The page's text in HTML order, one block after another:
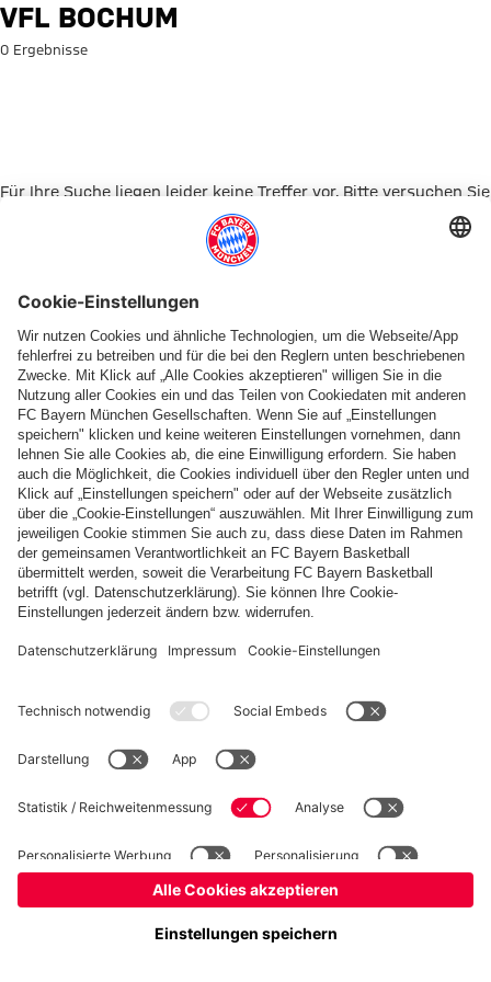
Suche: VfL Bochum
VFL BOCHUM
0 Ergebnisse
Für Ihre Suche liegen leider keine Treffer vor. Bitte versuchen Sie
Zur Startseite
Basketball Frauen Handball Schach Schiedsrichter
Seniorenfußball
Tischtennis
Impressum Datenschutz Nutzungsbedingungen Barrierefreiheit